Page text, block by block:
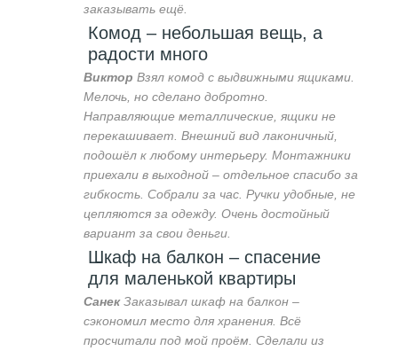
заказывать ещё.
Комод – небольшая вещь, а
радости много
Виктор Взял комод с выдвижными ящиками.
Мелочь, но сделано добротно.
Направляющие металлические, ящики не
перекашивает. Внешний вид лаконичный,
подошёл к любому интерьеру. Монтажники
приехали в выходной – отдельное спасибо за
гибкость. Собрали за час. Ручки удобные, не
цепляются за одежду. Очень достойный
вариант за свои деньги.
Шкаф на балкон – спасение
для маленькой квартиры
Санек Заказывал шкаф на балкон –
сэкономил место для хранения. Всё
просчитали под мой проём. Сделали из